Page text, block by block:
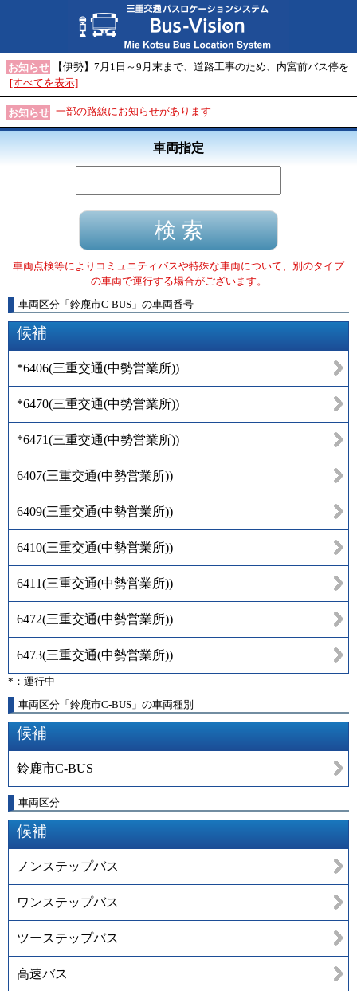
お知らせ
【伊勢】7月1日～9月末まで、道路工事のため、内宮前バス停を
[すべてを表示]
お知らせ 一部の路線にお知らせがあります
車両指定
車両点検等によりコミュニティバスや特殊な車両について、別のタイプ
の車両で運行する場合がございます。
車両区分 「 鈴鹿市C-BUS 」 の車両番号
候補
*6406(三重交通(中勢営業所))
*6470(三重交通(中勢営業所))
*6471(三重交通(中勢営業所))
6407(三重交通(中勢営業所))
6409(三重交通(中勢営業所))
6410(三重交通(中勢営業所))
6411(三重交通(中勢営業所))
6472(三重交通(中勢営業所))
6473(三重交通(中勢営業所))
*：運行中
車両区分「鈴鹿市C-BUS」の車両種別
候補
鈴鹿市C-BUS
車両区分
候補
ノンステップバス
ワンステップバス
ツーステップバス
高速バス